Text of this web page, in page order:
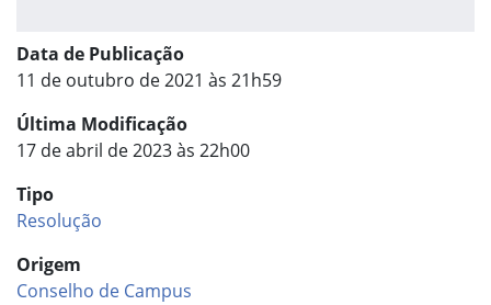
Data de Publicação
11 de outubro de 2021 às 21h59
Última Modificação
17 de abril de 2023 às 22h00
Tipo
Resolução
Origem
Conselho de Campus